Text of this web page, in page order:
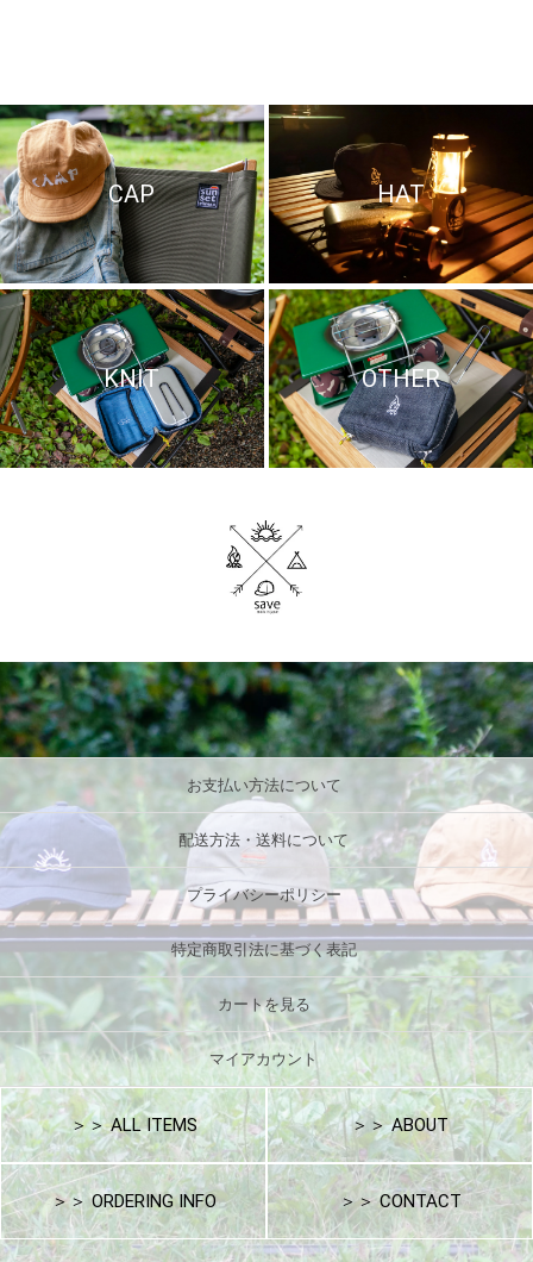
CAP HAT
KNIT OTHER
お支払い方法について
配送方法・送料について
プライバシーポリシー
特定商取引法に基づく表記
カートを見る
マイアカウント
＞＞ ALL ITEMS ＞＞ ABOUT
＞＞ ORDERING INFO ＞＞ CONTACT